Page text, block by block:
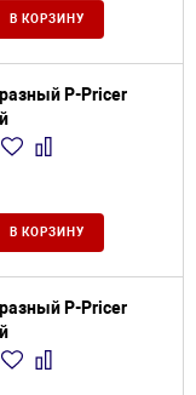
В КОРЗИНУ
P-Pricer
В КОРЗИНУ
P-Pricer